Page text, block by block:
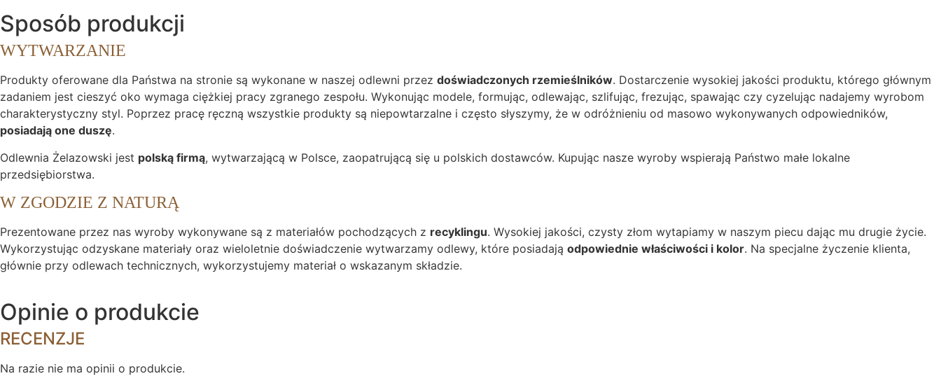
Sposób produkcji
WYTWARZANIE
Produkty oferowane dla Państwa na stronie są wykonane w naszej odlewni przez doświadczonych rzemieślników. Dostarczenie wysokiej jakości produktu, którego głównym
zadaniem jest cieszyć oko wymaga ciężkiej pracy zgranego zespołu. Wykonując modele, formując, odlewając, szlifując, frezując, spawając czy cyzelując nadajemy wyrobom
charakterystyczny styl. Poprzez pracę ręczną wszystkie produkty są niepowtarzalne i często słyszymy, że w odróżnieniu od masowo wykonywanych odpowiedników,
posiadają one duszę.
Odlewnia Żelazowski jest polską firmą, wytwarzającą w Polsce, zaopatrującą się u polskich dostawców. Kupując nasze wyroby wspierają Państwo małe lokalne
przedsiębiorstwa.
W ZGODZIE Z NATURĄ
Prezentowane przez nas wyroby wykonywane są z materiałów pochodzących z recyklingu. Wysokiej jakości, czysty złom wytapiamy w naszym piecu dając mu drugie życie.
Wykorzystując odzyskane materiały oraz wieloletnie doświadczenie wytwarzamy odlewy, które posiadają odpowiednie właściwości i kolor. Na specjalne życzenie klienta,
głównie przy odlewach technicznych, wykorzystujemy materiał o wskazanym składzie.
Opinie o produkcie
RECENZJE
Na razie nie ma opinii o produkcie.